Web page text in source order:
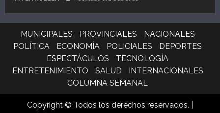
MUNICIPALES PROVINCIALES
NACIONALES
POLÍTICA
ECONOMÍA POLICIALES
DEPORTES
ESPECTÁCULOS
TECNOLOGÍA
ENTRETENIMIENTO
SALUD
INTERNACIONALES
COLUMNA SEMANAL
Copyright © Todos los derechos reservados.